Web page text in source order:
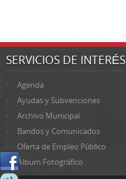
SERVICIOS DE INTERÉS
Agenda
Ayudas y Subvenciones
Archivo Municipal
Bandos y Comunicados
Oferta de Empleo Público
Álbum Fotográfico